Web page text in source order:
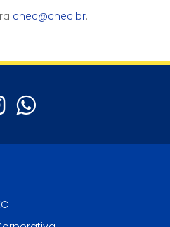
cnec@cnec.br.